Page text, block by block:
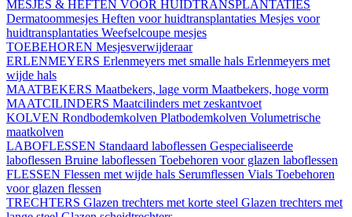
MESJES & HEFTEN VOOR HUIDTRANSPLANTATIES
Dermatoommesjes Heften voor huidtransplantaties Mesjes voor
huidtransplantaties Weefselcoupe mesjes
TOEBEHOREN Mesjesverwijderaar
ERLENMEYERS Erlenmeyers met smalle hals Erlenmeyers met
wijde hals
MAATBEKERS Maatbekers, lage vorm Maatbekers, hoge vorm
MAATCILINDERS Maatcilinders met zeskantvoet
KOLVEN Rondbodemkolven Platbodemkolven Volumetrische
maatkolven
LABOFLESSEN Standaard laboflessen Gespecialiseerde
laboflessen Bruine laboflessen Toebehoren voor glazen laboflessen
FLESSEN Flessen met wijde hals Serumflessen Vials Toebehoren
voor glazen flessen
TRECHTERS Glazen trechters met korte steel Glazen trechters met